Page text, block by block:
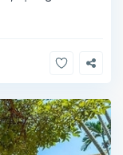
tuyệt vời này!